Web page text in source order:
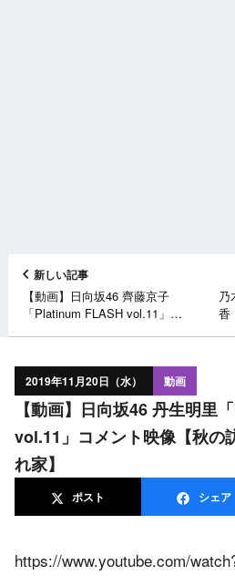
新しい記事
【動画】日向坂46 齊藤京子
「Platinum FLASH vol.11」コ
乃
香
2019年11月20日（水） 動画
【動画】日向坂46 丹生明里「Platinum FLASH
vol.11」コメント映像【秋の
れ家】
ポスト シェア
https://www.youtube.com/